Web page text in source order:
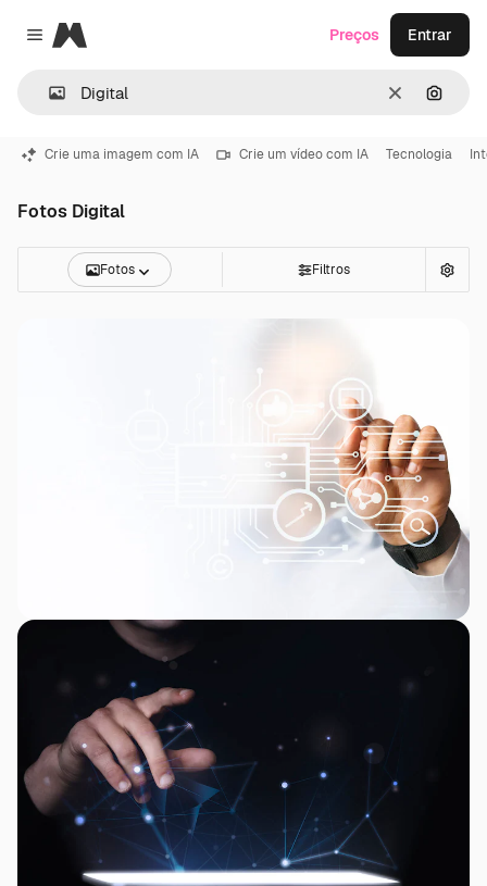
Close menu
Magnific
Limpar
Preços Entrar
Crie uma imagem com IA Crie um vídeo com IA Tecnologia
Fotos Digital
Fotos Filtros